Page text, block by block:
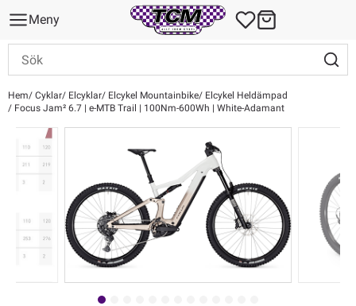
Meny
Hem Cyklar Elcyklar Elcykel Mountainbike
Elcykel Heldämpad
Focus Jam² 6.7 | e-MTB Trail | 100Nm-600Wh | White-Adamant